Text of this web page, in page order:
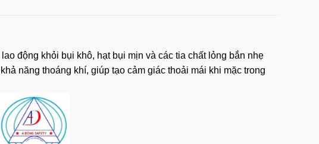
động khỏi bụi khô, hạt bụi mịn và các tia chất lỏng bắn nhẹ
khả năng thoáng khí, giúp tạo cảm giác thoải mái khi mặc trong